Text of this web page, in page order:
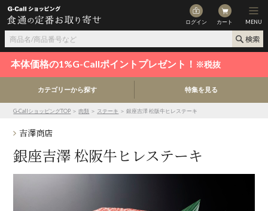
ログイン カート MENU
本体価格の1%G-Callポイントプレゼント！ ※税抜
カテゴリーから探す 特集を見る
G-CallショッピングTOP ＞肉類 ＞ ステーキ ＞ 銀座吉澤 松阪牛ヒレステーキ
吉澤商店
銀座吉澤 松阪牛ヒレステーキ